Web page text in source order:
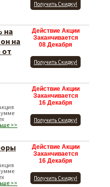
Получить Скидку!
на
на
от
Действие Акции
Заканчивается
08 Декабря
Получить Скидку!
>>
Действие Акции
Заканчивается
16 Декабря
Получить Скидку!
>>
Действие Акции
Заканчивается
16 Декабря
Получить Скидку!